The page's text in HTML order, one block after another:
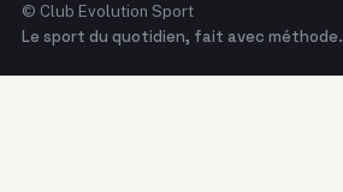
© Club Evolution Sport
Le sport du quotidien, fait avec méthode.